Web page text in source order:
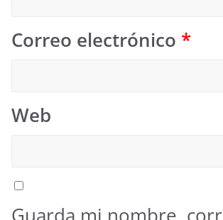
Correo electrónico *
Web